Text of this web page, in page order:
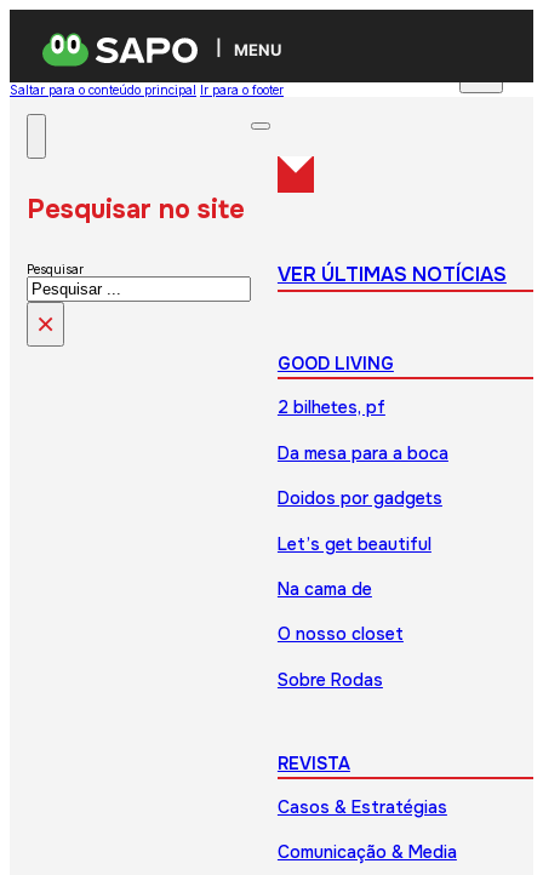
MENU
Saltar para o conteúdo principal Ir para o footer
Pesquisar no site
Pesquisar
×
VER ÚLTIMAS NOTÍCIAS
GOOD LIVING
2 bilhetes, pf
Da mesa para a boca
Doidos por gadgets
Let’s get beautiful
Na cama de
O nosso closet
Sobre Rodas
REVISTA
Casos & Estratégias
Comunicação & Media